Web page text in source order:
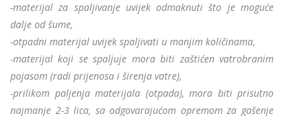
-materijal za spaljivanje uvijek odmaknuti što je moguće
dalje od šume,
-otpadni materijal uvijek spaljivati u manjim količinama,
-materijal koji se spaljuje mora biti zaštićen vatrobranim
pojasom (radi prijenosa i širenja vatre),
-prilikom paljenja materijala (otpada), mora biti prisutno
najmanje 2-3 lica, sa odgovarajućom opremom za gašenje